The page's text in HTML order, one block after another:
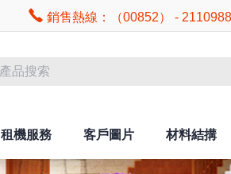
銷售熱線：（00852） -
租機服務 客戶圖片 材料結搆